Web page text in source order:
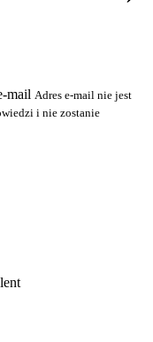
mail Adres e-mail nie jest
i nie zostanie